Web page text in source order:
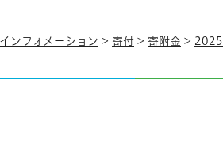
ンフォメーション > 寄付 > 寄附金 > 2025